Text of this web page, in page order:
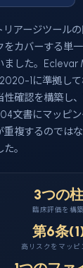
アージツール
をカバーする単
ました。
1に準拠し
性確認を構築し
文書にマッピ
重複するのでは
。
3つの柱
臨床評価を構築
第6条
高リスクをマッピ